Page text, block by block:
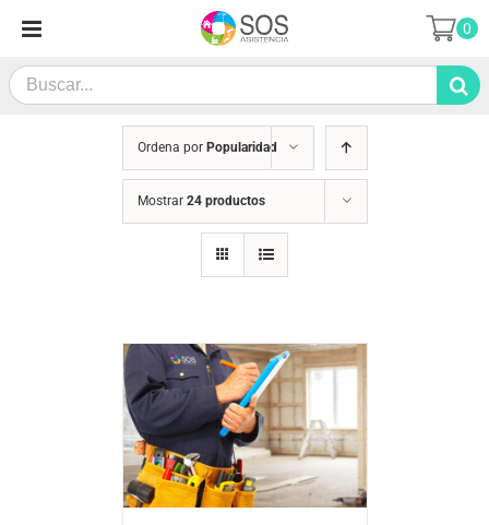
contenido
Search
for:
0
Ordena por Popularidad
Mostrar 24 productos